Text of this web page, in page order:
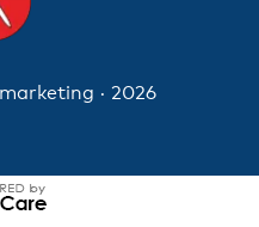
· 2026